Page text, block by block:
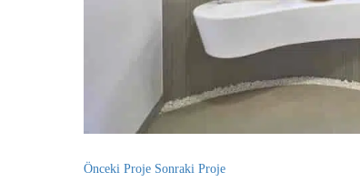
Önceki Proje Sonraki Proje